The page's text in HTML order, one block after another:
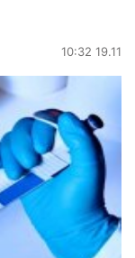
10:32 19.11